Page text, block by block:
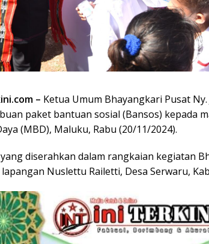
– Ketua Umum Bhayangkari Pusat
paket bantuan sosial (Bansos) kepada
(MBD), Maluku, Rabu (20/11/2024).
diserahkan dalam rangkaian kegiatan
Nuslettu Railetti, Desa Serwaru,